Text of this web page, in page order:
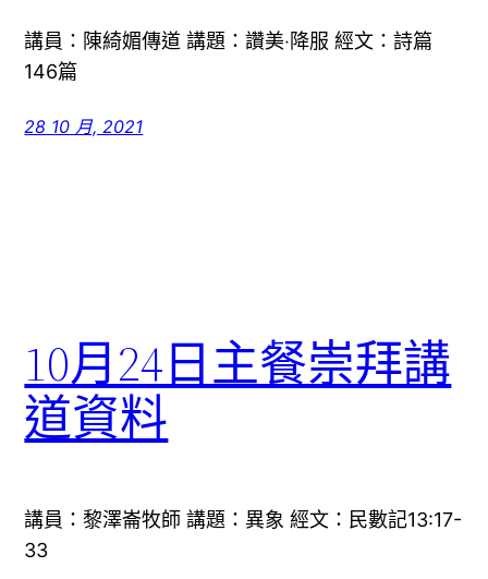
講員：陳綺媚傳道 講題：讚美‧降服 經文：詩篇
146篇
28 10 月, 2021
10月24日主餐崇拜講
道資料
講員：黎澤崙牧師 講題：異象 經文：民數記13:17-
33